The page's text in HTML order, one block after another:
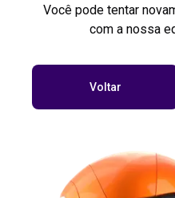
Você pode tentar
com a nossa
Voltar